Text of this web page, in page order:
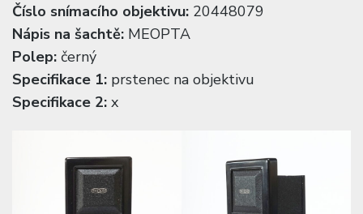
Číslo snímacího objektivu: 20448079
Nápis na šachtě: MEOPTA
Polep: černý
Specifikace 1: prstenec na objektivu
Specifikace 2: x